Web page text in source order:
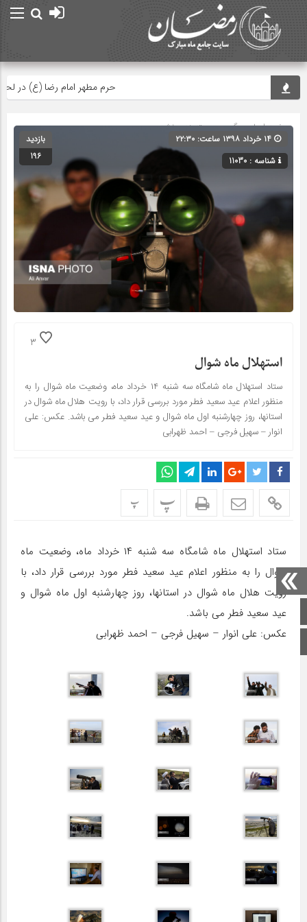
صفحه اصلی
اینستاگرام
حرم مطهر امام رضا (ع) در لحظه
صفحه اصلی» گروه » دسته‌بندی نشده
شناسه : 11030
بازدید
196
3
استهلال ماه شوال
ستاد استهلال ماه شامگاه سه شنبه ۱۴ خرداد ماه، وضعیت ماه شوال را به
منظور اعلام عید سعید فطر مورد بررسی قرار داد، با رویت هلال ماه شوال در
استانها، روز چهارشنبه اول ماه شوال و عید سعید فطر می باشد. عکس: علی
انوار – سهیل فرجی – احمد ظهرابی
پ پ
ستاد استهلال ماه شامگاه سه شنبه ۱۴ خرداد ماه، وضعیت ماه
شوال را به منظور اعلام عید سعید فطر مورد بررسی قرار داد، با
رویت هلال ماه شوال در استانها، روز چهارشنبه اول ماه شوال و
عید سعید فطر می باشد.
عکس: علی انوار – سهیل فرجی – احمد ظهرابی